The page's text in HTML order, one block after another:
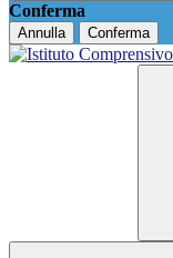
Conferma
Annulla Conferma